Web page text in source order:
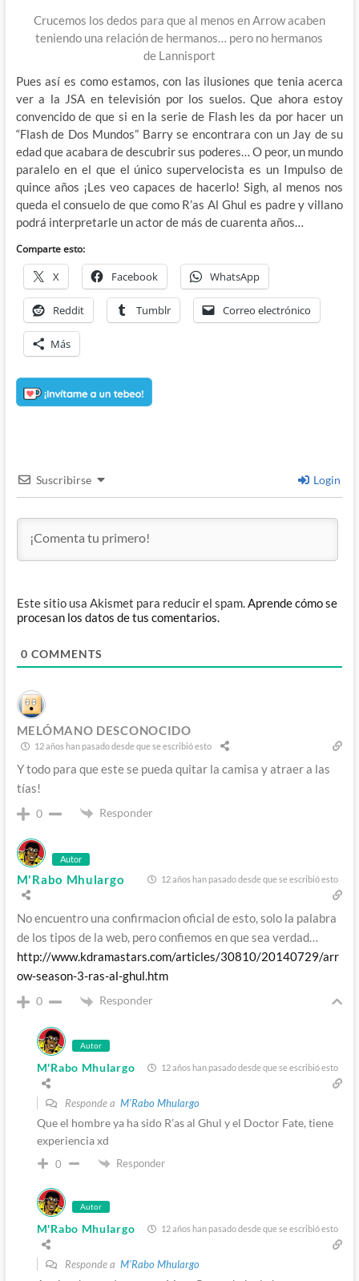
Crucemos los dedos para que al menos en Arrow acaben
teniendo una relación de hermanos… pero no hermanos
de Lannisport
Pues así es como estamos, con las ilusiones que tenia acerca
ver a la JSA en televisión por los suelos. Que ahora estoy
convencido de que si en la serie de Flash les da por hacer un
“Flash de Dos Mundos” Barry se encontrara con un Jay de su
edad que acabara de descubrir sus poderes… O peor, un mundo
paralelo en el que el único supervelocista es un Impulso de
quince años ¡Les veo capaces de hacerlo! Sigh, al menos nos
queda el consuelo de que como R’as Al Ghul es padre y villano
podrá interpretarle un actor de más de cuarenta años…
Comparte esto:
X Facebook WhatsApp
Reddit Tumblr Correo electrónico
Más
Suscribirse Login
Este sitio usa Akismet para reducir el spam.Aprende cómo se
procesan los datos de tus comentarios.
0 COMMENTS
MELÓMANO DESCONOCIDO
12 años han pasado desde que se escribió esto
Y todo para que este se pueda quitar la camisa y atraer a las
tías!
0 Responder
Autor
M'Rabo Mhulargo 12 años han pasado desde que se escribió esto
No encuentro una confirmacion oficial de esto, solo la palabra
de los tipos de la web, pero confiemos en que sea verdad…
http://www.kdramastars.com/articles/30810/20140729/arr
ow-season-3-ras-al-ghul.htm
0 Responder
Autor
M'Rabo Mhulargo 12 años han pasado desde que se escribió esto
Responde a M'Rabo Mhulargo
Que el hombre ya ha sido R’as al Ghul y el Doctor Fate, tiene
experiencia xd
0 Responder
Autor
M'Rabo Mhulargo 12 años han pasado desde que se escribió esto
Responde a M'Rabo Mhulargo